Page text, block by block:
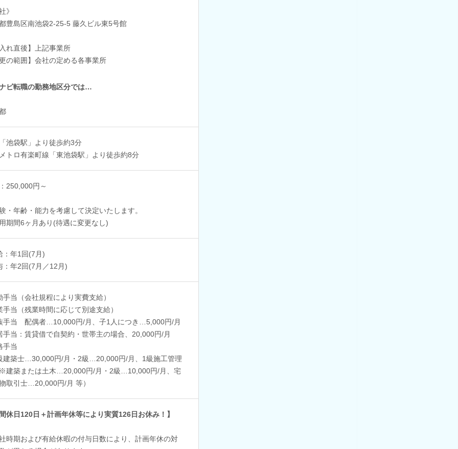
》
豊島区南池袋2-25-5 藤久ビル東5号館
れ直後】上記事業所
の範囲】会社の定める各事業所
ビ転職の勤務地区分では…
池袋駅」より徒歩約3分
トロ有楽町線「東池袋駅」より徒歩約8分
250,000円～
・年齢・能力を考慮して決定いたします。
期間6ヶ月あり(待遇に変更なし)
：年1回(7月)
：年2回(7月／12月)
手当（会社規程により実費支給）
手当（残業時間に応じて別途支給）
手当 配偶者…10,000円/月、子1人につき…5,000円/月
手当：賃貸借で自契約・世帯主の場合、20,000円/月
手当
建築士…30,000円/月・2級…20,000円/月、1級施工管理
建築または土木…20,000円/月・2級…10,000円/月、宅
取引士…20,000円/月 等）
休日120日＋計画年休等により実質126日お休み！】
時期および有給休暇の付与日数により、計画年休の対